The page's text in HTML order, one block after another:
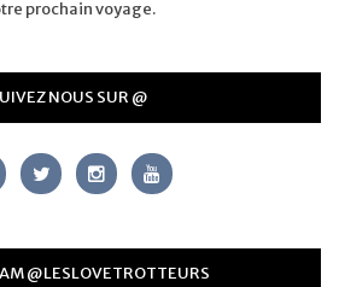
prochain voyage.
NOUS SUR @
@LESLOVETROTTEURS